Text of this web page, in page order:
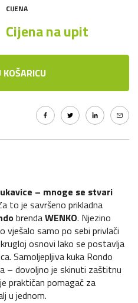
CIJENA
Cijena na upit
KOŠARICU
– mnoge se stvari
to je savršeno prikladna
brendaWENKO. Njezino
vješalo samo po sebi privlači
osnovi lako se postavlja
Samoljepljiva kuka Rondo
– dovoljno je skinuti zaštitnu
praktičan pomagač za
u jednom.